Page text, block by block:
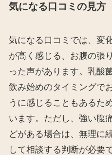
気になる口コミの見方
気になる口コミでは、変
が高く感じる、お腹の張
った声があります。乳酸
飲み始めのタイミングで
うに感じることもあるた
います。ただし、強い腹
どがある場合は、無理に
して相談する判断が必要で